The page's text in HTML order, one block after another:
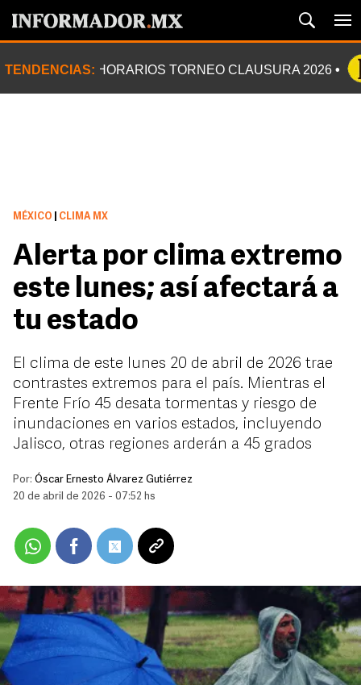
TENDENCIAS: HORARIOS TORNEO CLAUSURA 2026
MÉXICO CLIMA MX
Alerta por clima extremo
este lunes; así afectará a
tu estado
El clima de este lunes 20 de abril de 2026 trae
contrastes extremos para el país. Mientras el
Frente Frío 45 desata tormentas y riesgo de
inundaciones en varios estados, incluyendo
Jalisco, otras regiones arderán a 45 grados
Por: Óscar Ernesto Álvarez Gutiérrez
20 de abril de 2026 - 07:52 hs